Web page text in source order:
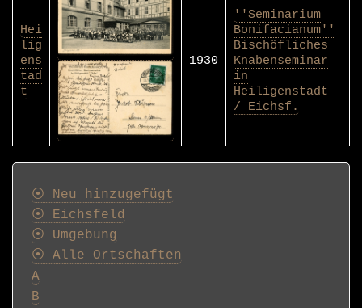
Hei
lig
ens
tad
t
1930
''Seminarium
Bonifacianum''
Bischöfliches
Knabenseminar
in
Heiligenstadt
/ Eichsf.
Postkarten
⦿ Neu hinzugefügt
⦿ Eichsfeld
⦿ Umgebung
⦿ Alle Ortschaften
A
B